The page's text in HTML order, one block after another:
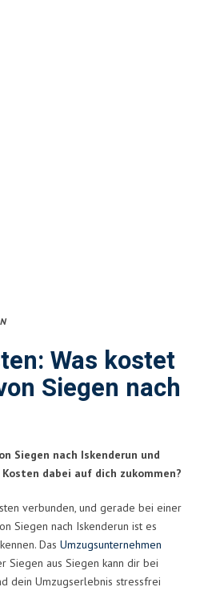
Was kostet
Siegen nach
Siegen nach Iskenderun und
dabei auf dich zukommen?
verbunden, und gerade bei einer
Siegen nach Iskenderun ist es
Das Umzugsunternehmen
Siegen aus Siegen kann dir bei
dein Umzugserlebnis stressfrei